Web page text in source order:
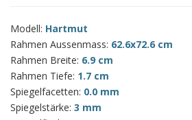
Modell: Hartmut
Rahmen Aussenmass: 62.6x72.6 cm
Rahmen Breite: 6.9 cm
Rahmen Tiefe: 1.7 cm
Spiegelfacetten: 0.0 mm
Spiegelstärke: 3 mm